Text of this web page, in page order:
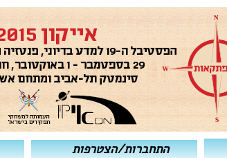
התחברות/הצטרפות